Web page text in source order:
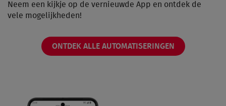
Neem een kijkje op de vernieuwde App en ontdek de
vele mogelijkheden!
ONTDEK ALLE AUTOMATISERINGEN